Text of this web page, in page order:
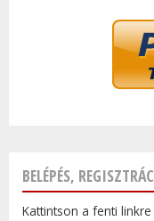
BELÉPÉS,
Kattintson a fenti